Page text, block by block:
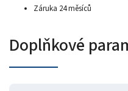
Záruka 24 měsíců
Doplňkové